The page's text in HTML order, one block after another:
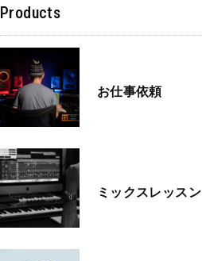
Products
お仕事依頼
ミックスレッスン